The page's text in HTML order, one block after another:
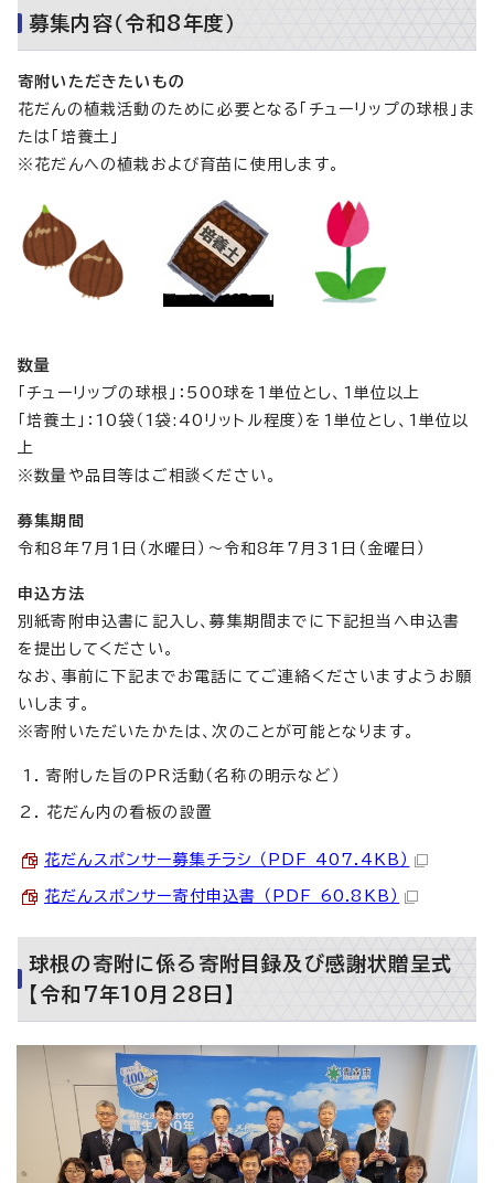
募集内容（令和8年度）
寄附いただきたいもの
花だんの植栽活動のために必要となる「チューリップの球根」ま
たは「培養土」
※花だんへの植栽および育苗に使用します。
数量
「チューリップの球根」：500球を1単位とし、1単位以上
「培養土」：10袋（1袋:40リットル程度）を1単位とし、1単位以
上
※数量や品目等はご相談ください。
募集期間
令和8年7月1日（水曜日）～令和8年7月31日（金曜日）
申込方法
別紙寄附申込書に記入し、募集期間までに下記担当へ申込書
を提出してください。
なお、事前に下記までお電話にてご連絡くださいますようお願
いします。
※寄附いただいたかたは、次のことが可能となります。
寄附した旨のPR活動（名称の明示など）
花だん内の看板の設置
花だんスポンサー募集チラシ （PDF 407.4KB）
花だんスポンサー寄付申込書 （PDF 60.8KB）
球根の寄附に係る寄附目録及び感謝状贈呈式
【令和7年10月28日】